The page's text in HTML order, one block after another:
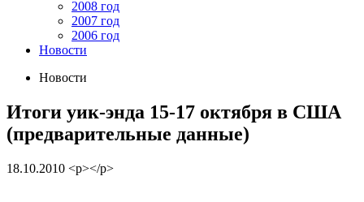
2008 год
2007 год
2006 год
Новости
Новости
Итоги уик-энда 15-17 октября в США
(предварительные данные)
18.10.2010 <p></p>